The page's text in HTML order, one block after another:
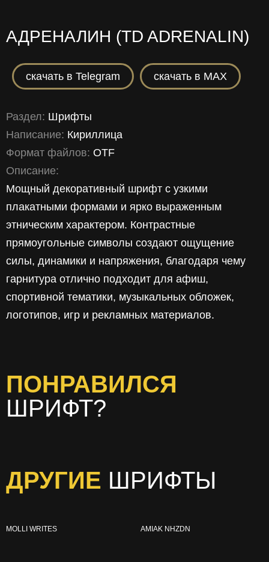
АДРЕНАЛИН (TD ADRENALIN)
скачать в Telegram скачать в MAX
Раздел: Шрифты
Написание: Кириллица
Формат файлов: OTF
Описание:
Мощный декоративный шрифт с узкими
плакатными формами и ярко выраженным
этническим характером. Контрастные
прямоугольные символы создают ощущение
силы, динамики и напряжения, благодаря чему
гарнитура отлично подходит для афиш,
спортивной тематики, музыкальных обложек,
логотипов, игр и рекламных материалов.
ПОНРАВИЛСЯ
ШРИФТ?
ДРУГИЕ ШРИФТЫ
MOLLI WRITES AMIAK NHZDN